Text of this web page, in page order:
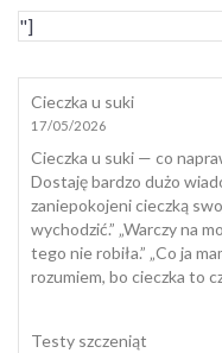
"]
Cieczka u suki
17/05/2026
Cieczka u suki — co
Dostaję bardzo dużo
zaniepokojeni cieczką
wychodzić.” „Warczy na
tego nie robiła.” „Co ja
rozumiem, bo cieczka to
Testy szczeniąt